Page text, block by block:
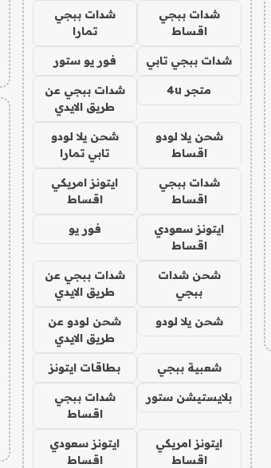
شدات ببجي
اقساط
شدات ببجي
تمارا
شدات ببجي تابي فور يو ستور
متجر 4u
شدات ببجي عن
طريق الايدي
شحن يلا لودو
اقساط
شحن يلا لودو
تابي تمارا
شدات ببجي
اقساط
ايتونز امريكي
اقساط
ايتونز سعودي
اقساط
فور يو
شحن شدات
ببجي
شدات ببجي عن
طريق الايدي
شحن يلا لودو
شحن لودو عن
طريق الايدي
شعبية ببجي بطاقات ايتونز
بلايستيشن ستور
شدات ببجي
اقساط
ايتونز امريكي
اقساط
ايتونز سعودي
اقساط